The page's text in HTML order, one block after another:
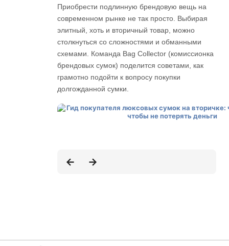
Приобрести подлинную брендовую вещь на
современном рынке не так просто. Выбирая
элитный, хоть и вторичный товар, можно
столкнуться со сложностями и обманными
схемами. Команда Bag Collector (комиссионка
брендовых сумок) поделится советами, как
грамотно подойти к вопросу покупки
долгожданной сумки.